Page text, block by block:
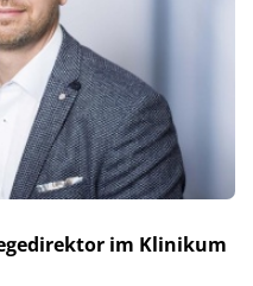
im Klinikum